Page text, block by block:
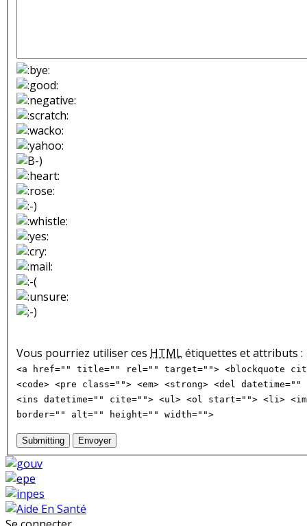
Vous pourriez utiliser ces HTMLétiquettes et attributs :
<a href="" title="" rel="" target=""> <blockquote
<code> <pre class=""> <em> <strong> <del
<ins datetime="" cite=""> <ul> <ol start=""> <li>
border="" alt="" height="" width="">
Submitting Envoyer